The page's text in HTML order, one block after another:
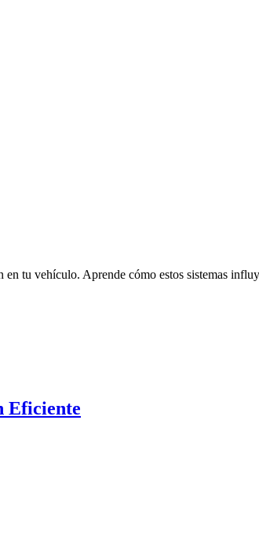
tu vehículo. Aprende cómo estos sistemas
Eficiente